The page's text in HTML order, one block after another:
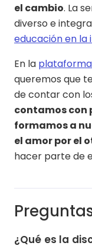
el cambio. La
diverso e
educación en la
En la
queremos que
de contar con
contamos con
formamos a
el amor por el
hacer parte de
¿Qué es la